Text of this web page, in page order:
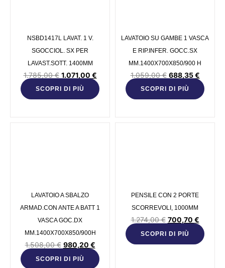
NSBD1417L LAVAT. 1 V.
SGOCCIOL. SX PER
LAVAST.SOTT. 1400MM
1.785,00€ 1.071,00 €
SCOPRI DI PIÙ
LAVATOIO SU GAMBE 1 VASCA
E RIP.INFER. GOCC.SX
MM.1400X700X850/900 H
1.059,00€ 688,35€
SCOPRI DI PIÙ
LAVATOIO A SBALZO
ARMAD.CON ANTE A BATT 1
VASCA GOC.DX
MM.1400X700X850/900H
1.508,00€ 980,20 €
SCOPRI DI PIÙ
PENSILE CON 2 PORTE
SCORREVOLI, 1000MM
1.274,00€ 700,70 €
SCOPRI DI PIÙ